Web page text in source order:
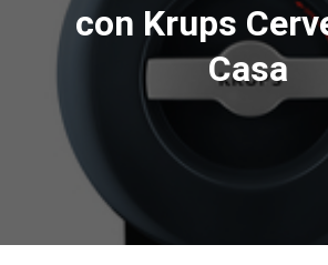
con Krups
Casa